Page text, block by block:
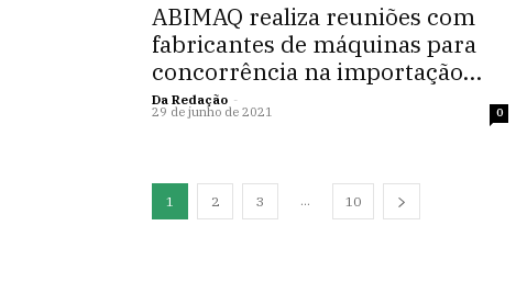
ABIMAQ realiza reuniões com
fabricantes de máquinas para
concorrência na importação...
Da Redação -
29 de junho de 2021 0
1 2 3 ... 10